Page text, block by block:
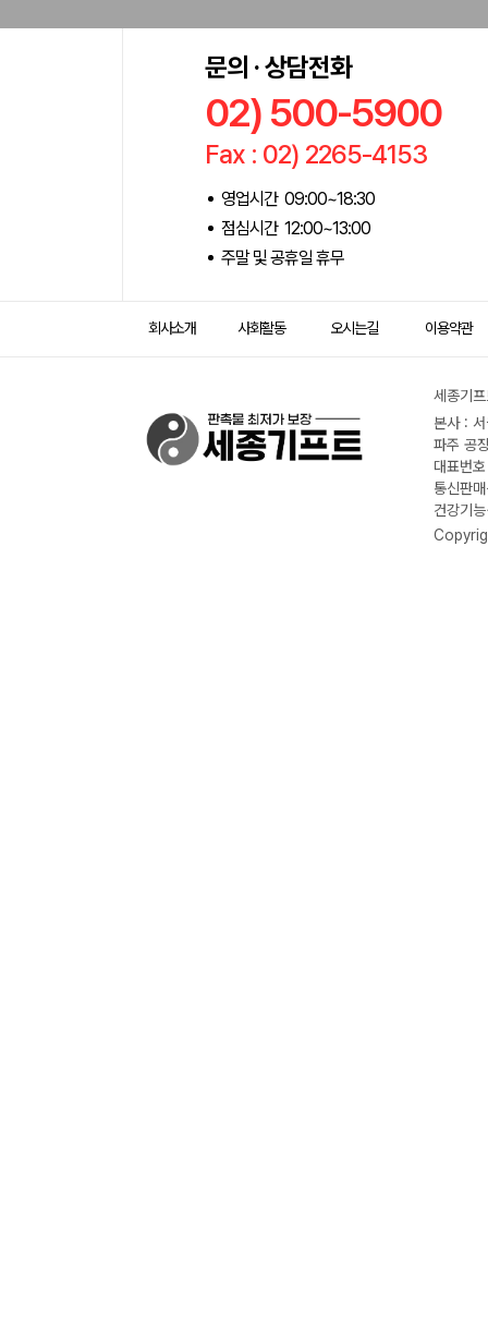
문의 · 상담전화
02) 500-5900
Fax : 02) 2265-4153
영업시간 09:00~18:30
점심시간 12:00~13:00
주말 및 공휴일 휴무
회사소개 사회활동 오시는길 이용약관
세종기
본사 :
파주 공
대표번
통신판
건강기